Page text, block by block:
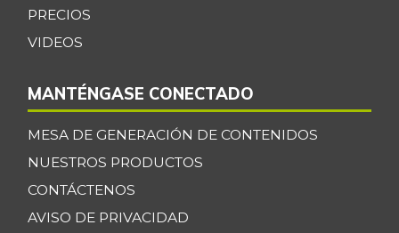
PRECIOS
VIDEOS
MANTÉNGASE CONECTADO
MESA DE GENERACIÓN DE CONTENIDOS
NUESTROS PRODUCTOS
CONTÁCTENOS
AVISO DE PRIVACIDAD